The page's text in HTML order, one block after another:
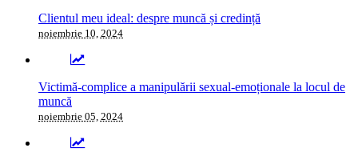
Clientul meu ideal: despre muncă și credință
noiembrie 10, 2024
Victimă-complice a manipulării sexual-emoționale la locul de
muncă
noiembrie 05, 2024